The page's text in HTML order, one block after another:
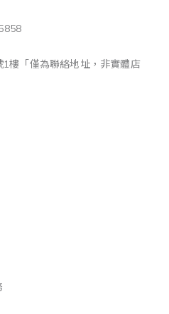
樓「僅為聯絡地址，非實體店